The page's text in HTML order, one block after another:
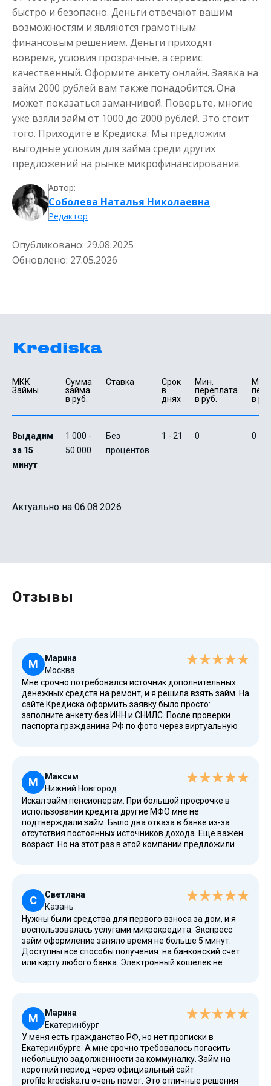
быстро и безопасно. Деньги отвечают вашим
возможностям и являются грамотным
финансовым решением. Деньги приходят
вовремя, условия прозрачные, а сервис
качественный. Оформите анкету онлайн. Заявка на
займ 2000 рублей вам также понадобится. Она
может показаться заманчивой. Поверьте, многие
уже взяли займ от 1000 до 2000 рублей. Это стоит
того. Приходите в Кредиска. Мы предложим
выгодные условия для займа среди других
предложений на рынке микрофинансирования.
Автор:
Соболева Наталья Николаевна
Редактор
Опубликовано: 29.08.2025
Обновлено: 27.05.2026
МКК
Займы
Сумма
займа
в руб.
Ставка
Срок
в
днях
Мин.
переплата
в руб.
в
Выдадим
за 15
минут
1 000 -
50 000
Без
процентов
1 - 21 0 0
Актуально на 06.08.2026
Отзывы
М
Марина
Москва
Мне срочно потребовался источник дополнительных
денежных средств на ремонт, и я решила взять займ. На
сайте Кредиска оформить заявку было просто:
заполните анкету без ИНН и СНИЛС. После проверки
паспорта гражданина РФ по фото через виртуальную
потребовались, КИ проверено автоматически. Средства
поступили сразу переводом на счет Сбербанка.
Минимальная процентная ставка и возможность
погашения ежемесячным платежом — выгодные
предложения для меня. Долгосрочные договоры на
несколько месяцев С МФО России не заключаю. Здесь
одобряют даже с плохой кредитной историей и без
поручителей.
М
Максим
Нижний Новгород
Искал займ пенсионерам. При большой просрочке в
использовании кредита другие МФО мне не
подтверждали займ. Было два отказа в банке из-за
отсутствия постоянных источников дохода. Еще важен
возраст. Но на этот раз в этой компании предложили
недель после первого обращения пришел снова. Здесь
мне выдают займ без справок, залог не нужен.
Наличными можно снять в банке. Много положительных
отзывы, высокий рейтинг МФО, подтверждение займа
имеет высокое значение. Одобрения выдаются часто.
Подробнее о новых акциях и лучшие условия смотрите в
личном кабинете или на сайте. Кстати, можно зайти
через Госуслуги.
С
Светлана
Казань
Нужны были средства для первого взноса за дом, и я
воспользовалась услугами микрокредита. Экспресс
займ оформление заняло время не больше 5 минут.
Доступны все способы получения: на банковский счет
или карту любого банка. Электронный кошелек не
деньги поступили в течение часа. Это большой плюс
для тех, кто ценит время и удобно. Новости и рейтинг
МФО также доступны на сайте для сравнения. Для
получения не нужно иметь высокое качество дохода
или ждать проверок несколько дней.
М
Марина
Екатеринбург
У меня есть гражданство РФ, но нет прописки в
Екатеринбурге. А мне срочно требовалось погасить
небольшую задолженности за коммуналку. Займ на
короткий период через официальный сайт
profile.krediska.ru очень помог. Это отличные решения